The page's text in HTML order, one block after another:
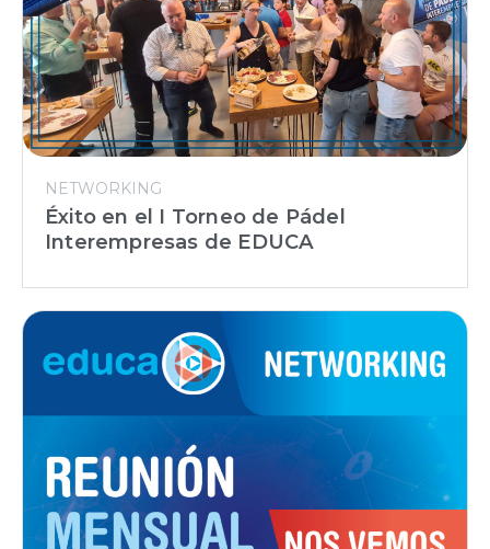
NETWORKING
Éxito en el I Torneo de Pádel
Interempresas de EDUCA